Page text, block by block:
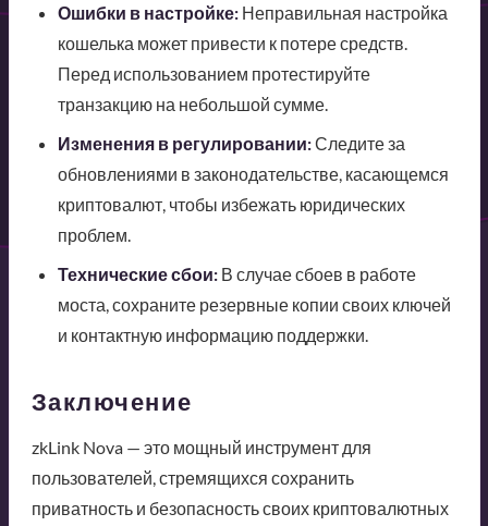
Ошибки в настройке:Неправильная настройка
кошелька может привести к потере средств.
Перед использованием протестируйте
транзакцию на небольшой сумме.
Изменения в регулировании:Следите за
обновлениями в законодательстве, касающемся
криптовалют, чтобы избежать юридических
проблем.
Технические сбои:В случае сбоев в работе
моста, сохраните резервные копии своих ключей
и контактную информацию поддержки.
Заключение
zkLink Nova — это мощный инструмент для
пользователей, стремящихся сохранить
приватность и безопасность своих криптовалютных